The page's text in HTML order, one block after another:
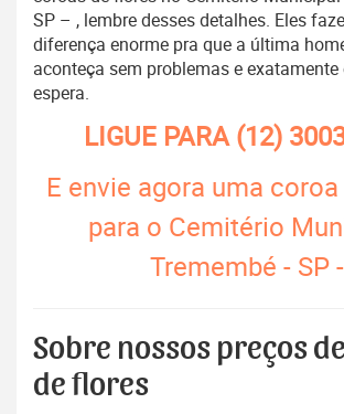
SP – , lembre desses detalhes. Eles
diferença enorme pra que a última
aconteça sem problemas e
espera.
LIGUE PARA(12)
E envie agora uma
para o Cemitério
Tremembé - SP -
Sobre nossos preços
de flores